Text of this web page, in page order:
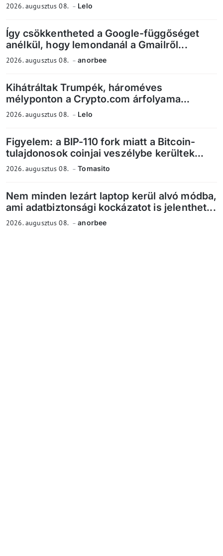
2026. augusztus 08. Lelo
Így csökkentheted a Google-függőséget
anélkül, hogy lemondanál a Gmailről...
2026. augusztus 08. anorbee
Kihátráltak Trumpék, hároméves
mélyponton a Crypto.com árfolyama...
2026. augusztus 08. Lelo
Figyelem: a BIP-110 fork miatt a Bitcoin-
tulajdonosok coinjai veszélybe kerültek...
2026. augusztus 08. Tomasito
Nem minden lezárt laptop kerül alvó módba,
ami adatbiztonsági kockázatot is jelenthet...
2026. augusztus 08. anorbee